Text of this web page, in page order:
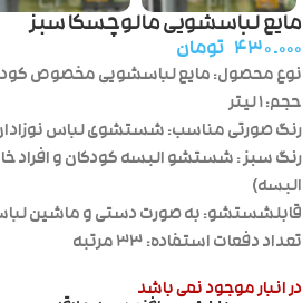
مایع لباسشویی مالوچسکا سبز
۴۳۰.۰۰۰ تومان
نوع محصول: مایع لباسشویی مخصوص
حجم: ۱ لیتر
رنگ صورتی مناسب: شستشوی لباس
رنگ سبز : شستشو البسه کودکان و افراد
البسه)
قابلشستشو: به صورت دستی و ماشین
تعداد دفعات استفاده: ۳۳ مرتبه
در انبار موجود نمی باشد